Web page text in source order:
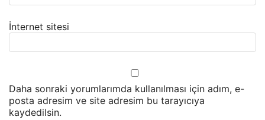
İnternet sitesi
Daha sonraki yorumlarımda kullanılması için adım, e-
posta adresim ve site adresim bu tarayıcıya
kaydedilsin.